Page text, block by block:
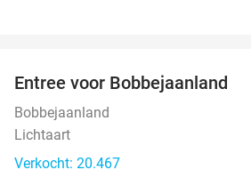
Entree voor Bobbejaanland
Bobbejaanland
Lichtaart
Verkocht: 20.467